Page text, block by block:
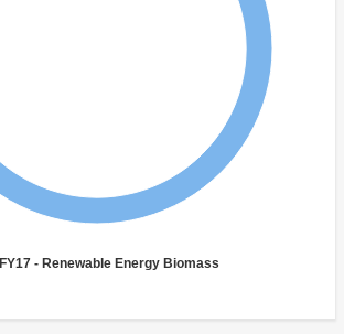
FY17 - Renewable Energy Biomass